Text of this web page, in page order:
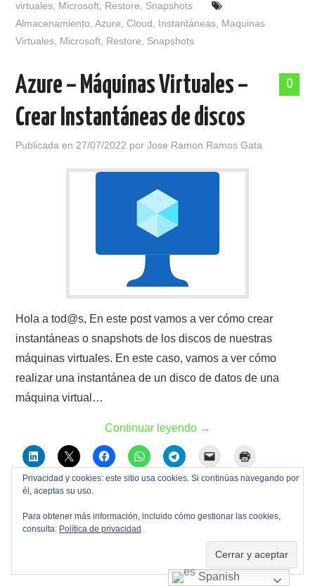
virtuales Microsoft Restore
Snapshots
Almacenamiento ,Azure ,Cloud Instantáneas Maquinas
Virtuales Microsoft Restore Snapshots
0
Azure – Máquinas Virtuales –
Crear Instantáneas de discos
Publicada en 27/07/2022 porJose Ramon Ramos Gata
Hola a tod@s, En este post vamos a ver cómo crear
instantáneas o snapshots de los discos de nuestras
máquinas virtuales. En este caso, vamos a ver cómo
realizar una instantánea de un disco de datos de una
máquina virtual…
Continuar leyendo →
seguridad, Maquinas virtuales ,
Copias de seguridad,
,Snapshots
Spanish
Privacidad y cookies: este sitio usa cookies. Si continúas navegando por
él, aceptas su uso.
Para obtener más información, incluido cómo gestionar las cookies,
consulta: Política de privacidad